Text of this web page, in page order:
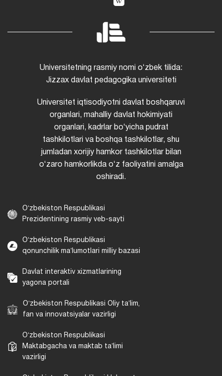
Universitetning rasmiy nomi oʻzbek tilida:
Jizzax davlat pedagogika universiteti
Universitet iqtisodiyotni davlat boshqaruvi
organlari, mahalliy davlat hokimiyati
organlari, kadrlar boʻyicha pudrat
tashkilotlari va boshqa tashkilotlar, shu
jumladan xorijiy hamkor tashkilotlar bilan
oʻzaro hamkorlikda oʻz faoliyatini amalga
oshiradi.
Oʻzbekiston Respublikasi
Prezidentining rasmiy veb-sayti
Oʻzbekiston Respublikasi
qonunchilik maʼlumotlari milliy bazasi
Davlat interaktiv xizmatlarining
yagona portali
Oʻzbekiston Respublikasi Oliy taʼlim,
fan va innovatsiyalar vazirligi
Oʻzbekiston Respublikasi
Maktabgacha va maktab taʼlimi
vazirligi